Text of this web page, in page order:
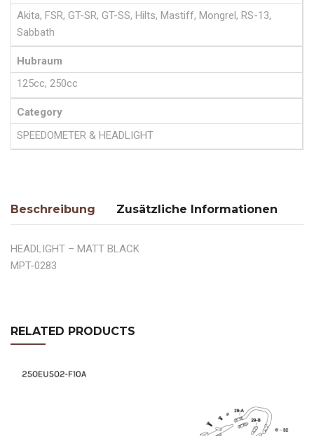
Akita, FSR, GT-SR, GT-SS, Hilts, Mastiff, Mongrel, RS-13,
Sabbath
Hubraum
125cc, 250cc
Category
SPEEDOMETER & HEADLIGHT
Beschreibung Zusätzliche Informationen
HEADLIGHT – MATT BLACK
MPT-0283
RELATED PRODUCTS